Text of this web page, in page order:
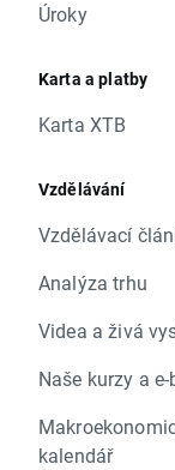
Úroky
Karta a platby
Karta XTB
Vzdělávání
Vzdělávací
Analýza trhu
Videa a živá
Naše kurzy a
kalendář